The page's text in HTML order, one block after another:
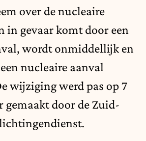
over de nucleaire
in gevaar komt door een
wordt onmiddellijk en
nucleaire aanval
wijziging werd pas op 7
gemaakt door de Zuid-